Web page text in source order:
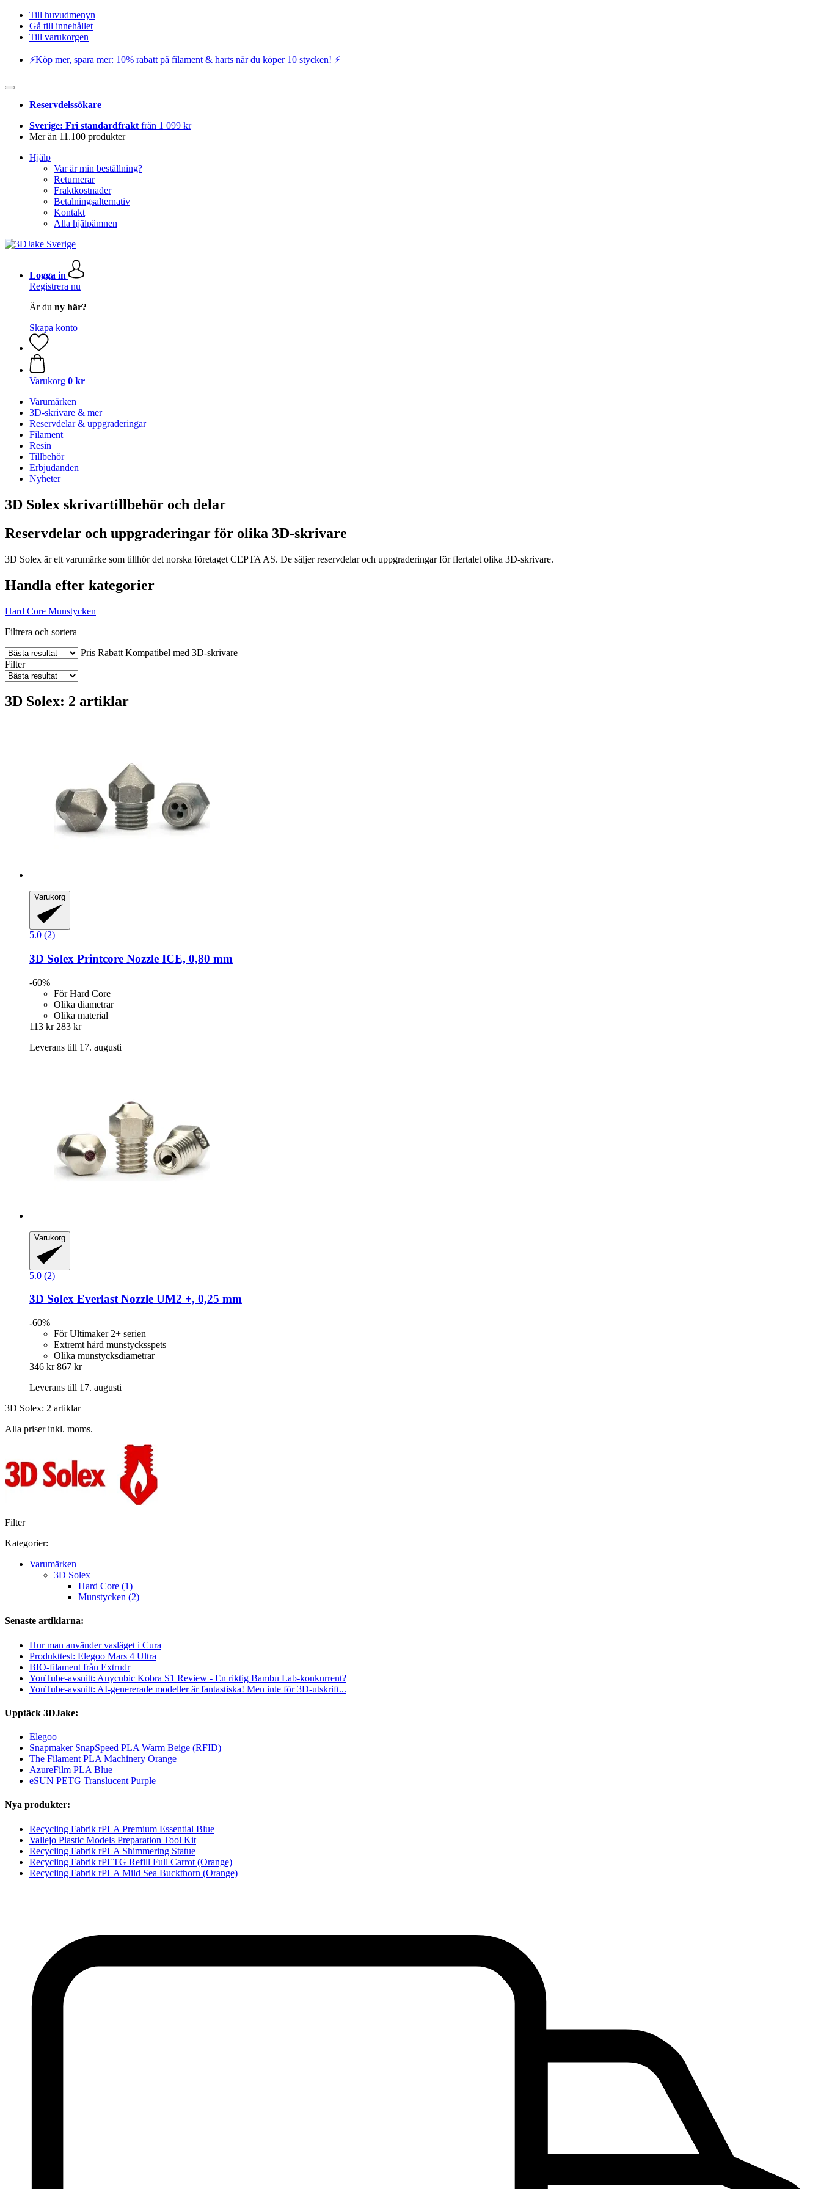
Till huvudmenyn
Gå till innehållet
Till varukorgen
⚡️Köp mer, spara mer: 10% rabatt på filament & harts när du köper 10 stycken! ⚡️
Reservdelssökare
Sverige: Fri standardfrakt från 1 099 kr
Mer än 11.100 produkter
Hjälp
Var är min beställning?
Returnerar
Fraktkostnader
Betalningsalternativ
Kontakt
Alla hjälpämnen
Logga in
Registrera nu
Är du ny här?
Skapa konto
Varukorg 0 kr
Varumärken
3D-skrivare & mer
Reservdelar & uppgraderingar
Filament
Resin
Tillbehör
Erbjudanden
Nyheter
3D Solex skrivartillbehör och delar
Reservdelar och uppgraderingar för olika 3D-skrivare
3D Solex är ett varumärke som tillhör det norska företaget CEPTA AS. De säljer reservdelar och uppgraderingar för flertalet olika 3D-skrivare.
Handla efter kategorier
Hard Core Munstycken
Filtrera och sortera
Pris Rabatt Kompatibel med 3D-skrivare
Filter
3D Solex: 2 artiklar
Varukorg
5.0 (2)
3D Solex Printcore Nozzle ICE, 0,80 mm
-60%
För Hard Core
Olika diametrar
Olika material
113 kr 283 kr
Leverans till 17. augusti
Varukorg
5.0 (2)
3D Solex Everlast Nozzle UM2 +, 0,25 mm
-60%
För Ultimaker 2+ serien
Extremt hård munstycksspets
Olika munstycksdiametrar
346 kr 867 kr
Leverans till 17. augusti
3D Solex: 2 artiklar
Alla priser inkl. moms.
Filter
Kategorier:
Varumärken
3D Solex
Hard Core (1)
Munstycken (2)
Senaste artiklarna:
Hur man använder vasläget i Cura
Produkttest: Elegoo Mars 4 Ultra
BIO-filament från Extrudr
YouTube-avsnitt: Anycubic Kobra S1 Review - En riktig Bambu Lab-konkurrent?
YouTube-avsnitt: AI-genererade modeller är fantastiska! Men inte för 3D-utskrift...
Upptäck 3DJake:
Elegoo
Snapmaker SnapSpeed PLA Warm Beige (RFID)
The Filament PLA Machinery Orange
AzureFilm PLA Blue
eSUN PETG Translucent Purple
Nya produkter:
Recycling Fabrik rPLA Premium Essential Blue
Vallejo Plastic Models Preparation Tool Kit
Recycling Fabrik rPLA Shimmering Statue
Recycling Fabrik rPETG Refill Full Carrot (Orange)
Recycling Fabrik rPLA Mild Sea Buckthorn (Orange)